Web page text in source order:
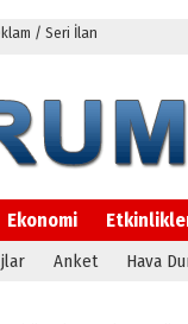
/ Seri İlan
Ekonomi
Anket Hava